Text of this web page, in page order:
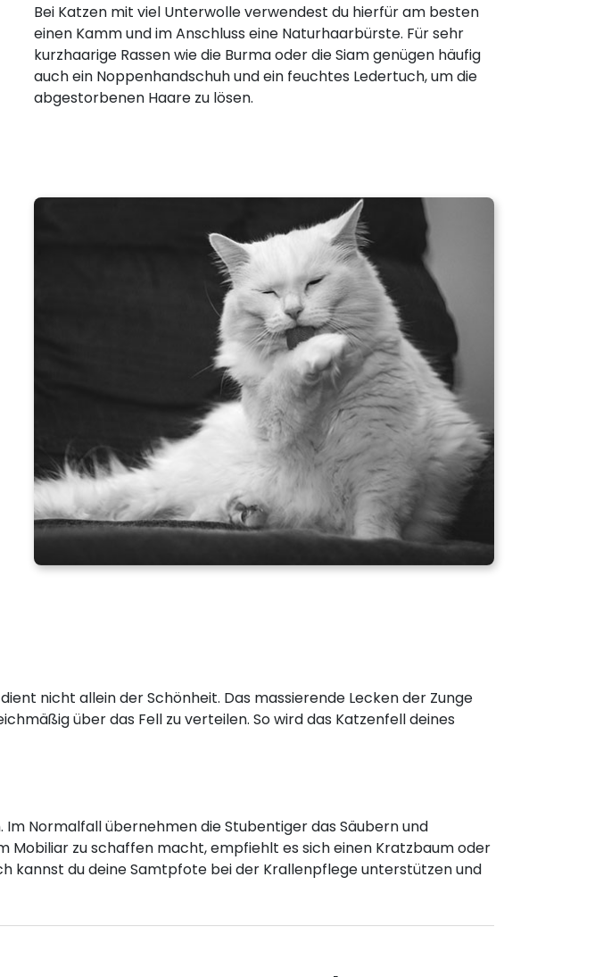
Bei Katzen mit viel Unterwolle verwendest du hierfür am besten
einen Kamm und im Anschluss eine Naturhaarbürste. Für sehr
kurzhaarige Rassen wie die Burma oder die Siam genügen häufig
auch ein Noppenhandschuh und ein feuchtes Ledertuch, um die
abgestorbenen Haare zu lösen.
nicht allein der Schönheit. Das massierende Lecken der Zunge
über das Fell zu verteilen. So wird das Katzenfell deines
Normalfall übernehmen die Stubentiger das Säubern und
Mobiliar zu schaffen macht, empfiehlt es sich einen Kratzbaum oder
kannst du deine Samtpfote bei der Krallenpflege unterstützen und